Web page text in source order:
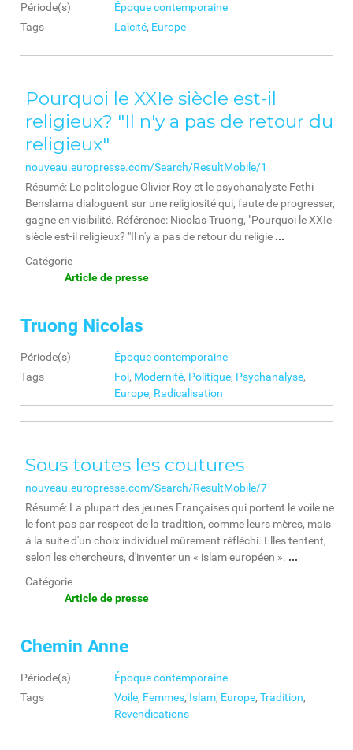
Période(s)
Époque contemporaine
Tags
Laïcité, Europe
Pourquoi le XXIe siècle est-il
religieux? "Il n'y a pas de retour du
religieux"
nouveau.europresse.com/Search/ResultMobile/1
Résumé: Le politologue Olivier Roy et le psychanalyste Fethi
Benslama dialoguent sur une religiosité qui, faute de progresser,
gagne en visibilité. Référence: Nicolas Truong, "Pourquoi le XXIe
siècle est-il religieux? "Il n'y a pas de retour du religie ...
Catégorie
Article de presse
Truong Nicolas
Période(s)
Époque contemporaine
Tags
Foi, Modernité, Politique, Psychanalyse,
Europe, Radicalisation
Sous toutes les coutures
nouveau.europresse.com/Search/ResultMobile/7
Résumé: La plupart des jeunes Françaises qui portent le voile ne
le font pas par respect de la tradition, comme leurs mères, mais
à la suite d'un choix individuel mûrement réfléchi. Elles tentent,
selon les chercheurs, d'inventer un « islam européen ». ...
Catégorie
Article de presse
Chemin Anne
Période(s)
Époque contemporaine
Tags
Voile, Femmes, Islam, Europe, Tradition,
Revendications